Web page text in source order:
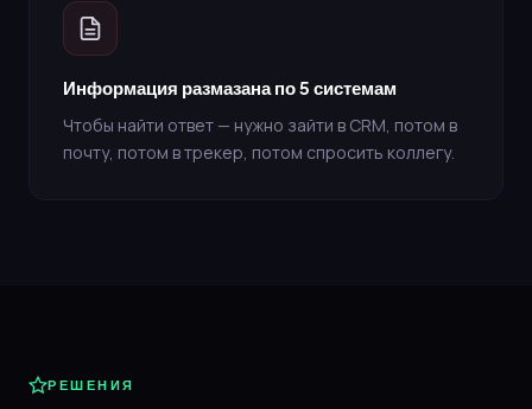
Информация размазана по 5 системам
Чтобы найти ответ — нужно зайти в CRM, потом в
почту, потом в трекер, потом спросить коллегу.
РЕШЕНИЯ